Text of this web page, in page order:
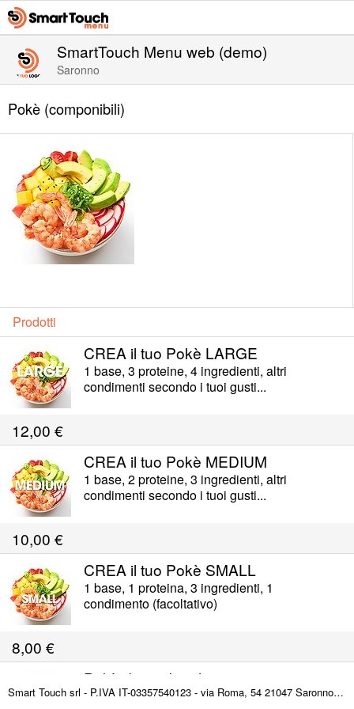
SmartTouch Menu web (demo)
Saronno
Pokè (componibili)
Prodotti
CREA il tuo Pokè LARGE
1 base, 3 proteine, 4 ingredienti, altri
condimenti secondo i tuoi gusti...
12,00 €
CREA il tuo Pokè MEDIUM
1 base, 2 proteine, 3 ingredienti, altri
condimenti secondo i tuoi gusti...
10,00 €
CREA il tuo Pokè SMALL
1 base, 1 proteina, 3 ingredienti, 1
condimento (facoltativo)
8,00 €
Pokè di gamberi hawaii
Smart Touch srl - P.IVA IT-03357540123 - via Roma, 54 21047 Saronno (VA) ITALY